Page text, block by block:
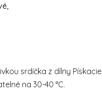
srdíčka z dílny
na 30-40 °C.